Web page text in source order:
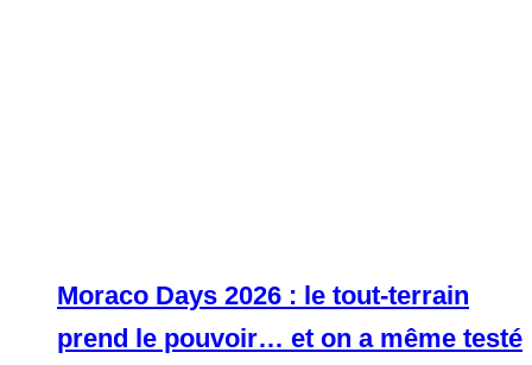
Moraco Days 2026 : le tout-terrain
prend le pouvoir… et on a même testé